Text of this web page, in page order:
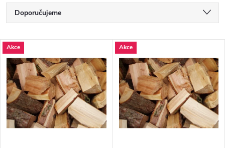
Ř
a
z
e
n
Doporučujeme
Nejdražší
Nejprodávanější
Abecedně
V
ý
p
i
Akce Akce